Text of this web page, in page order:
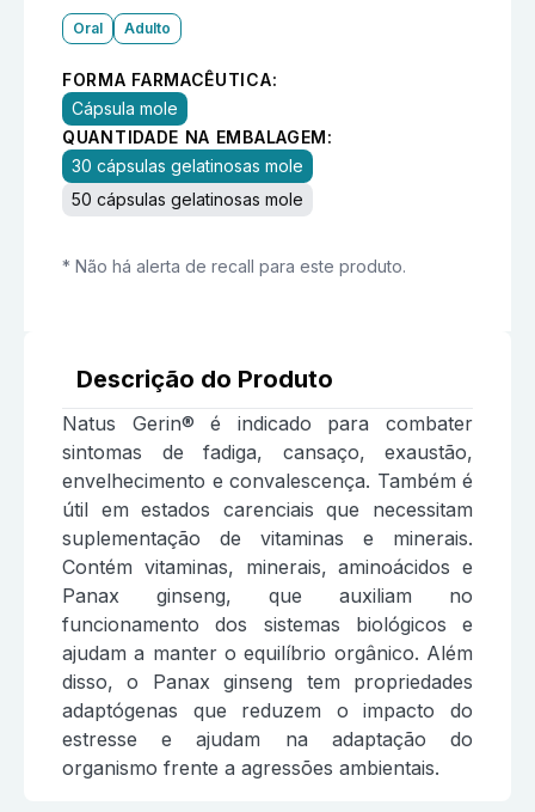
Oral Adulto
FORMA FARMACÊUTICA:
Cápsula mole
QUANTIDADE NA EMBALAGEM:
30 cápsulas gelatinosas mole
50 cápsulas gelatinosas mole
* Não há alerta de recall para este produto.
Descrição do Produto
Natus Gerin® é indicado para combater
sintomas de fadiga, cansaço, exaustão,
envelhecimento e convalescença. Também é
útil em estados carenciais que necessitam
suplementação de vitaminas e minerais.
Contém vitaminas, minerais, aminoácidos e
Panax ginseng, que auxiliam no
funcionamento dos sistemas biológicos e
ajudam a manter o equilíbrio orgânico. Além
disso, o Panax ginseng tem propriedades
adaptógenas que reduzem o impacto do
estresse e ajudam na adaptação do
organismo frente a agressões ambientais.